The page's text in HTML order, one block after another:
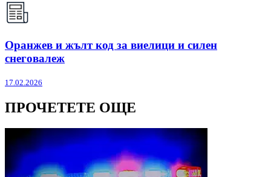
Оранжев и жълт код за виелици и силен
снеговалеж
17.02.2026
ПРОЧЕТЕТЕ ОЩЕ